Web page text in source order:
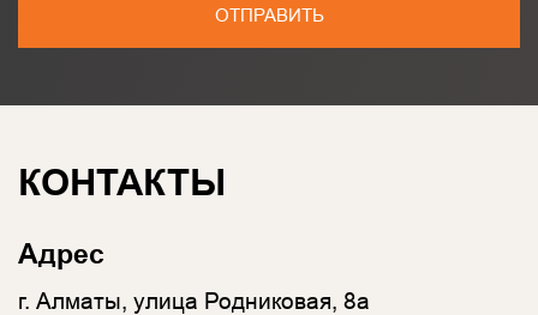
ОТПРАВИТЬ
КОНТАКТЫ
Адрес
г. Алматы, улица Родниковая, 8а